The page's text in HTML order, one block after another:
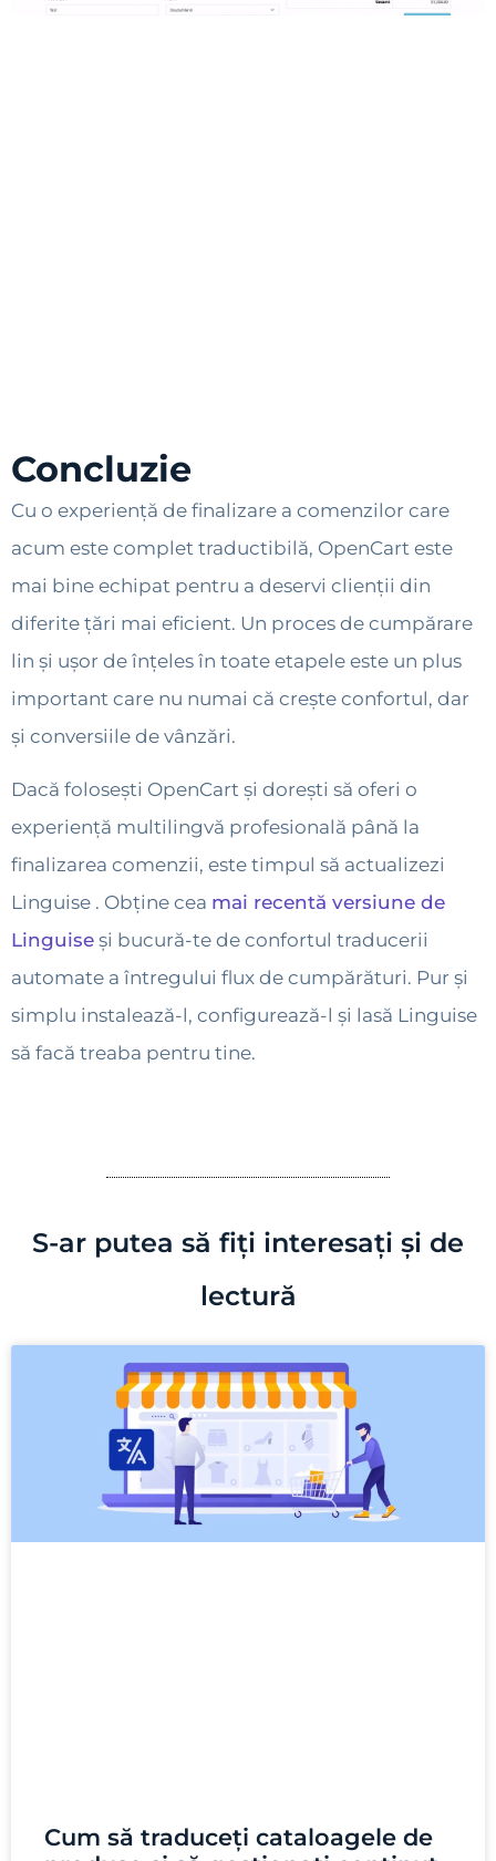
Concluzie
Cu o experiență de finalizare a comenzilor care
acum este complet traductibilă, OpenCart este
mai bine echipat pentru a deservi clienții din
diferite țări mai eficient. Un proces de cumpărare
lin și ușor de înțeles în toate etapele este un plus
important care nu numai că crește confortul, dar
și conversiile de vânzări.
Dacă folosești OpenCart și dorești să oferi o
experiență multilingvă profesională până la
finalizarea comenzii, este timpul să actualizezi
Linguise . Obține cea mai recentă versiune de
Linguise și bucură-te de confortul traducerii
automate a întregului flux de cumpărături. Pur și
simplu instalează-l, configurează-l și lasă Linguise
să facă treaba pentru tine.
S-ar putea să fiți interesați și de
lectură
Cum să traduceți cataloagele de